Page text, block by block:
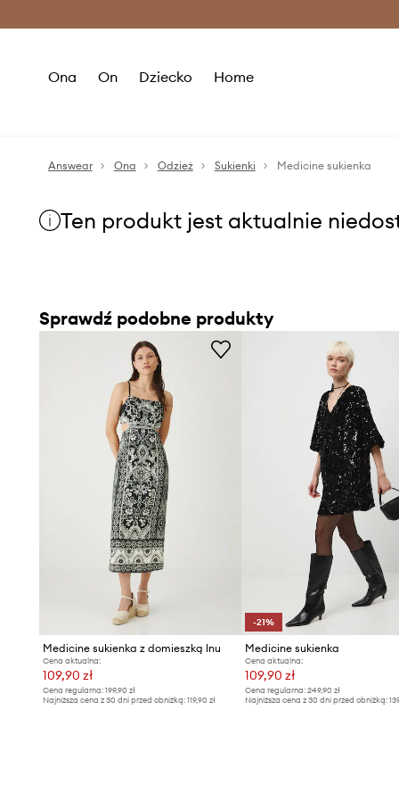
Ona On Dziecko Home
Answear Ona Odzież Sukienki Medicine sukienka
Ten produkt jest aktualnie
Sprawdź podobne produkty
Medicine sukienka z domieszką lnu
Cena aktualna:
109,90 zł
Cena regularna: 199,90 zł
Najniższa cena z 30 dni przed obniżką: 119,90 zł
-21%
Medicine sukienka
Cena aktualna:
109,90 zł
Cena regularna:249,90 zł
Najniższa cena z 30 dni przed obniżką: